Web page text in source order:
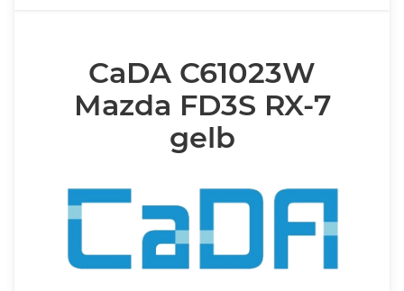
CaDA C61023W
Mazda FD3S RX-7
gelb